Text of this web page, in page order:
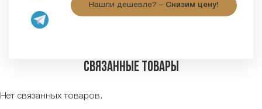
Нашли дешевле? – Снизим цену!
Связанные товары
Нет связанных товаров.